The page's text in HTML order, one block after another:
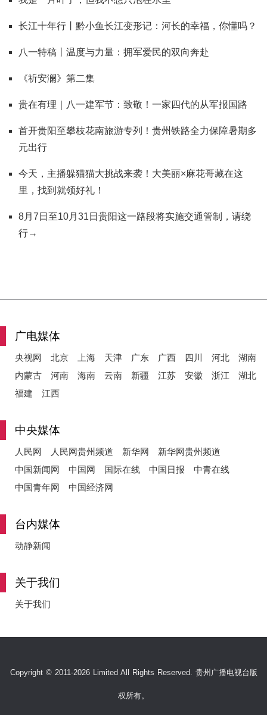
长江十年行丨黔小鱼长江变形记：河长的幸福，你懂吗？
八一特稿丨温度与力量：拥军爱民的双向奔赴
《祈安澜》第二集
贵在有理｜八一建军节：致敬！一家四代的从军报国路
首开贵阳至攀枝花南旅游专列！贵州铁路全力保障暑期多
元出行
今天，主播躲猫猫大挑战来袭！大美丽×麻花哥藏在这
里，找到就领好礼！
8月7日至10月31日贵阳这一路段将实施交通管制，请绕
行→
广电媒体
央视网 北京 上海 天津 广东 广西 四川 河北
湖南
内蒙古
河南 海南 云南 新疆 江苏 安徽 浙江
湖北
福建
江西
中央媒体
人民网 人民网贵州频道 新华网
新华网贵州频道
中国新闻网
中国网 国际在线 中国日报
中青在线
中国青年网
中国经济网
台内媒体
动静新闻
关于我们
关于我们
Copyright © 2011-2026 Limited All Rights Reserved. 贵州广播电视台版
权所有。